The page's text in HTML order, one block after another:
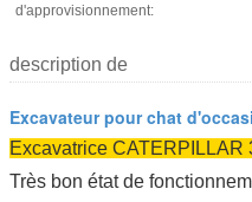
d'approvisionnement:
description de
Excavateur pour chat
Excavatrice CATERPILLAR
Très bon état de